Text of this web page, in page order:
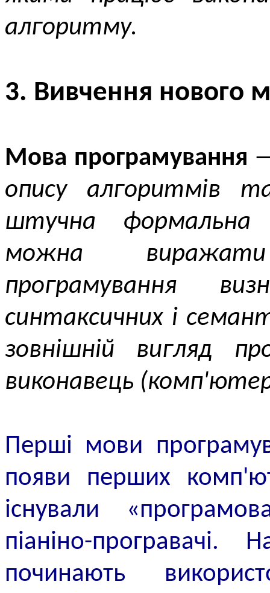
алгоритму.
3. Вивчення нового
Мова програмування
опису алгоритмів
штучна формальна
можна
програмування
синтаксичних і
зовнішній вигляд
виконавець
Перші мови
появи перших
існували
піаніно-програвачі.
починають